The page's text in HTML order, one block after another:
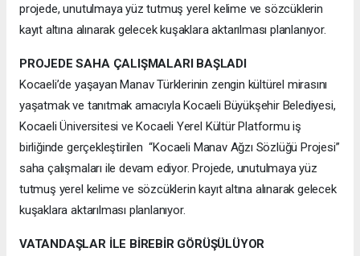
projede, unutulmaya yüz tutmuş yerel kelime ve sözcüklerin
kayıt altına alınarak gelecek kuşaklara aktarılması planlanıyor.
PROJEDE SAHA ÇALIŞMALARI BAŞLADI
Kocaeli’de yaşayan Manav Türklerinin zengin kültürel mirasını
yaşatmak ve tanıtmak amacıyla Kocaeli Büyükşehir Belediyesi,
Kocaeli Üniversitesi ve Kocaeli Yerel Kültür Platformu iş
birliğinde gerçekleştirilen “Kocaeli Manav Ağzı Sözlüğü Projesi”
saha çalışmaları ile devam ediyor. Projede, unutulmaya yüz
tutmuş yerel kelime ve sözcüklerin kayıt altına alınarak gelecek
kuşaklara aktarılması planlanıyor.
VATANDAŞLAR İLE BİREBİR GÖRÜŞÜLÜYOR